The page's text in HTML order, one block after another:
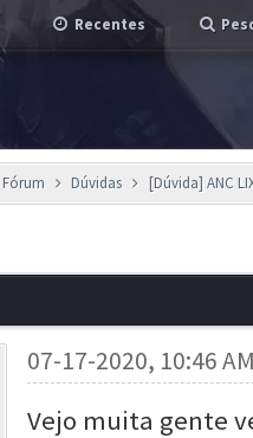
Recentes
Fórum Dúvidas [Dúvida] ANC
07-17-2020, 10:46
Vejo muita gente